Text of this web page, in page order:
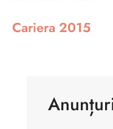
Cariera 2015